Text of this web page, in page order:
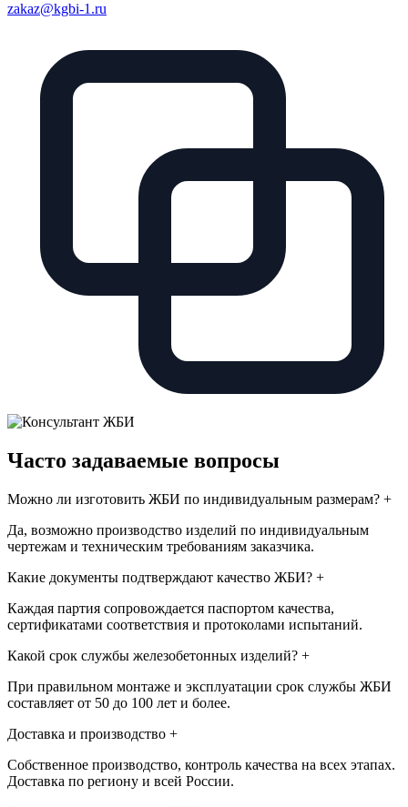
zakaz@kgbi-1.ru
Часто задаваемые вопросы
Можно ли изготовить ЖБИ по индивидуальным размерам? +
Да, возможно производство изделий по индивидуальным
чертежам и техническим требованиям заказчика.
Какие документы подтверждают качество ЖБИ? +
Каждая партия сопровождается паспортом качества,
сертификатами соответствия и протоколами испытаний.
Какой срок службы железобетонных изделий? +
При правильном монтаже и эксплуатации срок службы ЖБИ
составляет от 50 до 100 лет и более.
Доставка и производство +
Собственное производство, контроль качества на всех этапах.
Доставка по региону и всей России.